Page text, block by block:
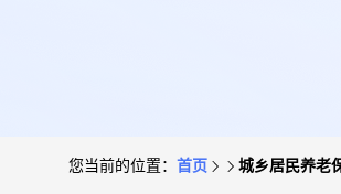
您当前的位置： 首页 城乡居民养老